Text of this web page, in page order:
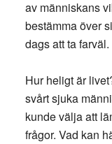
av människans
bestämma över
dags att ta farväl.
Hur heligt är
svårt sjuka
kunde välja att
frågor. Vad kan